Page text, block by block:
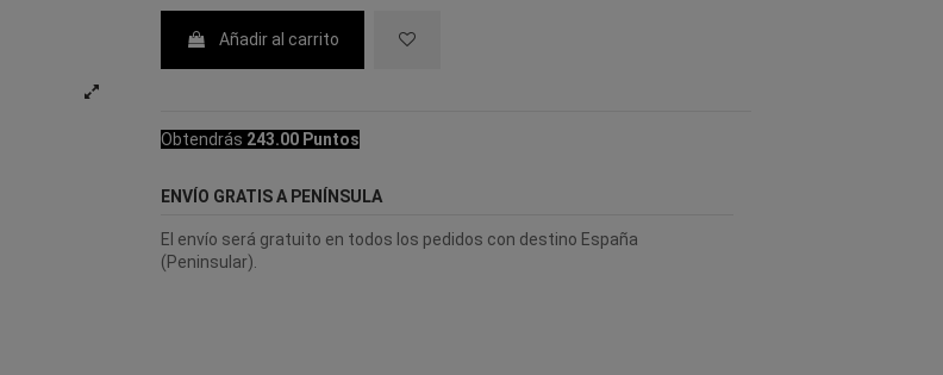
Añadir al carrito
Obtendrás 243.00 Puntos
ENVÍO GRATIS A PENÍNSULA
El envío será gratuito en todos los pedidos con destino España
(Peninsular).